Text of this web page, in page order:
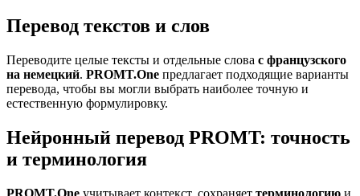
Перевод текстов и слов
Переводите целые тексты и отдельные слова с французского
на немецкий. PROMT.One предлагает подходящие варианты
перевода, чтобы вы могли выбрать наиболее точную и
естественную формулировку.
Нейронный перевод PROMT: точность
и терминология
PROMT.One учитывает контекст, сохраняет терминологию и